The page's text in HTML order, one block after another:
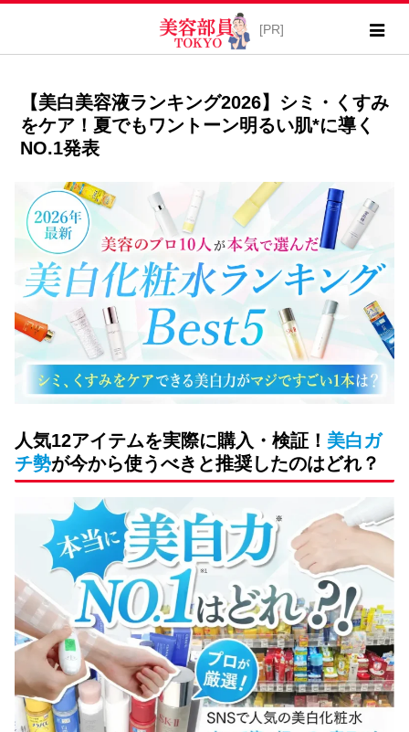
【美白美容液ランキング2026】シミ・くすみ
をケア！夏でもワントーン明るい肌*に導く
NO.1発表
人気12アイテムを実際に購入・検証！ 美白ガ
チ勢が今から使うべきと推奨したのはどれ？